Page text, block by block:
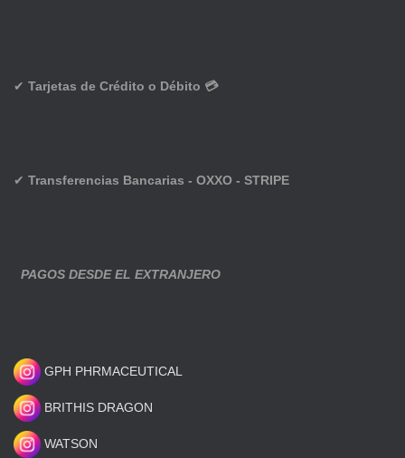
✔ Tarjetas de Crédito o Débito 💳
✔ Transferencias Bancarias - OXXO - STRIPE
PAGOS DESDE EL EXTRANJERO
GPH PHRMACEUTICAL
BRITHIS DRAGON
WATSON